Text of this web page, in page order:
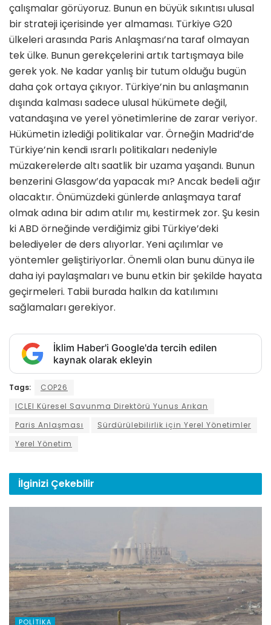
çalışmalar görüyoruz. Bunun en büyük sıkıntısı ulusal
bir strateji içerisinde yer almaması. Türkiye G20
ülkeleri arasında Paris Anlaşması’na taraf olmayan
tek ülke. Bunun gerekçelerini artık tartışmaya bile
gerek yok. Ne kadar yanlış bir tutum olduğu bugün
daha çok ortaya çıkıyor. Türkiye’nin bu anlaşmanın
dışında kalması sadece ulusal hükümete değil,
vatandaşına ve yerel yönetimlerine de zarar veriyor.
Hükümetin izlediği politikalar var. Örneğin Madrid’de
Türkiye’nin kendi ısrarlı politikaları nedeniyle
müzakerelerde altı saatlik bir uzama yaşandı. Bunun
benzerini Glasgow’da yapacak mı? Ancak bedeli ağır
olacaktır. Önümüzdeki günlerde anlaşmaya taraf
olmak adına bir adım atılır mı, kestirmek zor. Şu kesin
ki ABD örneğinde verdiğimiz gibi Türkiye’deki
belediyeler de ders alıyorlar. Yeni açılımlar ve
yöntemler geliştiriyorlar. Önemli olan bunu dünya ile
daha iyi paylaşmaları ve bunu etkin bir şekilde hayata
geçirmeleri. Tabii burada halkın da katılımını
sağlamaları gerekiyor.
İklim Haber'i Google'da tercih edilen
kaynak olarak ekleyin
Tags:
COP26
ICLEI Küresel Savunma Direktörü Yunus Arıkan
Paris Anlaşması
Sürdürülebilirlik için Yerel Yönetimler
Yerel Yönetim
İlginizi Çekebilir
POLITIKA